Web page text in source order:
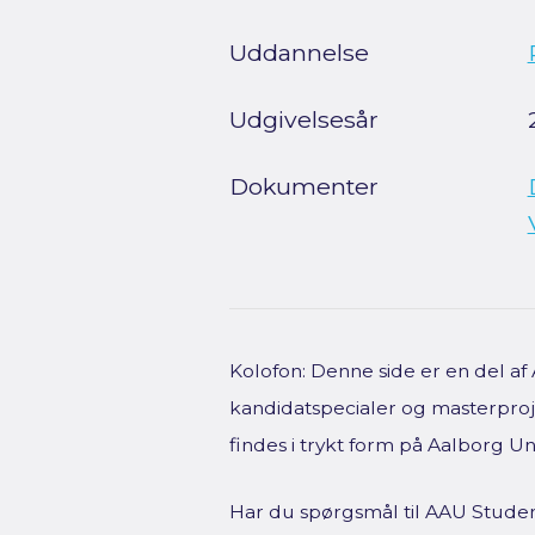
Uddannelse
Udgivelsesår
Dokumenter
Kolofon: Denne side er en del
kandidatspecialer og
findes i trykt form på Aalborg
Har du spørgsmål til AAU